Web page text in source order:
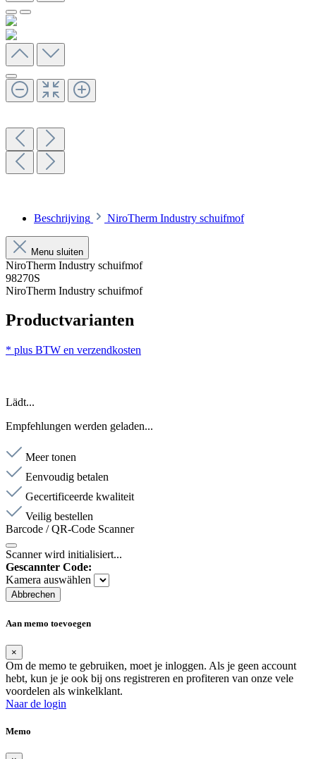
Beschrijving NiroTherm Industry schuifmof
Menu sluiten
NiroTherm Industry schuifmof
98270S
NiroTherm Industry schuifmof
Productvarianten
* plus BTW en verzendkosten
Lädt...
Empfehlungen werden geladen...
Meer tonen
Eenvoudig betalen
Gecertificeerde kwaliteit
Veilig bestellen
Barcode / QR-Code Scanner
Scanner wird initialisiert...
Gescannter Code:
Kamera auswählen
Abbrechen
Aan memo toevoegen
×
Om de memo te gebruiken, moet je inloggen. Als je geen account
hebt, kun je je ook bij ons registreren en profiteren van onze vele
voordelen als winkelklant.
Naar de login
Memo